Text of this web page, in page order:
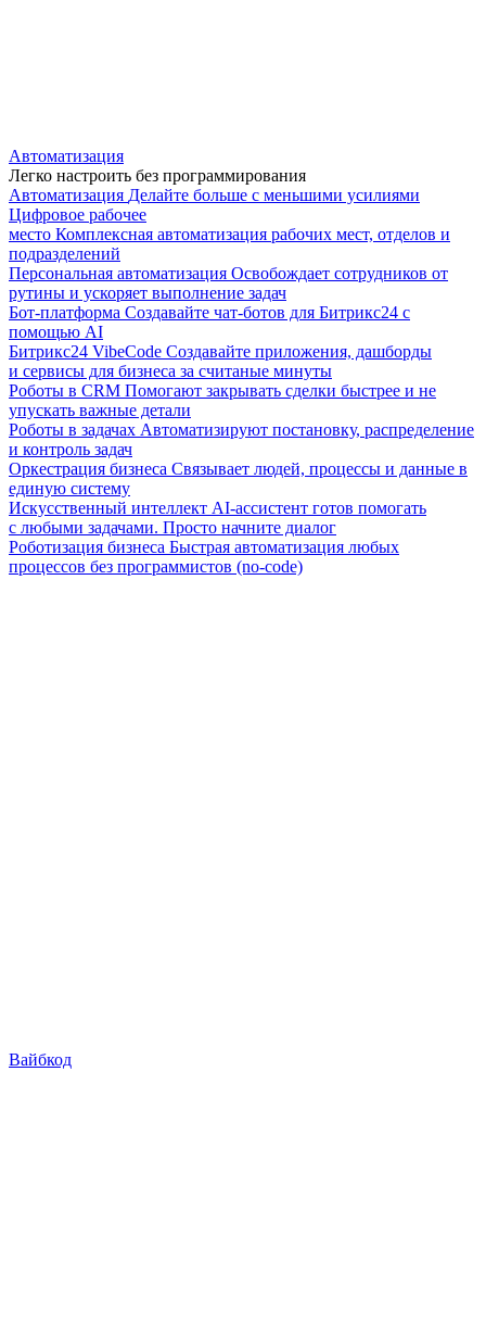
Автоматизация
Легко настроить без программирования
Автоматизация Делайте больше с меньшими усилиями
Цифровое рабочее
место Комплексная автоматизация рабочих мест, отделов и
подразделений
Персональная автоматизация Освобождает сотрудников от
рутины и ускоряет выполнение задач
Бот-платформа Создавайте чат-ботов для Битрикс24 с
помощью AI
Битрикс24 VibeCode Создавайте приложения, дашборды
и сервисы для бизнеса за считаные минуты
Роботы в CRM Помогают закрывать сделки быстрее и не
упускать важные детали
Роботы в задачах Автоматизируют постановку, распределение
и контроль задач
Оркестрация бизнеса Связывает людей, процессы и данные в
единую систему
Искусственный интеллект AI-ассистент готов помогать
с любыми задачами. Просто начните диалог
Роботизация бизнеса Быстрая автоматизация любых
процессов без программистов (no-code)
Вайбкод